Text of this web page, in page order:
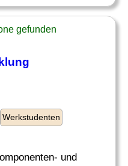
gefunden
Werkstudenten
und